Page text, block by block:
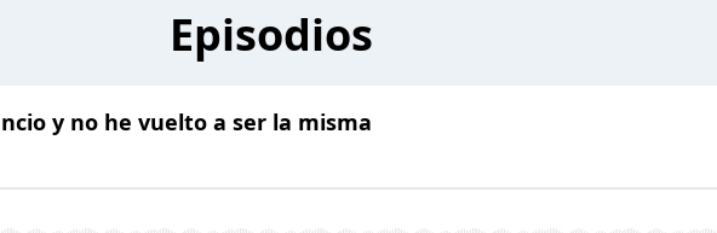
Episodios
y no he vuelto a ser la misma